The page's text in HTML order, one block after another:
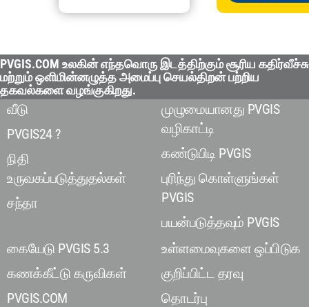
PVGIS.COM உலகின் எந்தவொரு இடத்திற்கும் சூரிய கதிர்வீச்சு
மற்றும் ஒளிமின்னழுத்த அமைப்பு செயல்திறன் பற்றிய
தகவல்களை வழங்குகிறது.
வீடு
PVGIS24 ?
நிதி
உருவகப்படுத்துதல்கள்
சந்தா
கையேடு PVGIS 5.3
கணக்கீட்டு கருவிகள்
PVGIS.COM
முழுமையானது PVGIS
வழிகாட்டி
கண்டுபிடி PVGIS
புரிந்து கொள்ளுங்கள்
PVGIS
பயன்படுத்தவும் PVGIS
உள்ளமைவுகளை ஒப்பிடுக
குறிப்பிட்ட தரவு
தொடர்பு